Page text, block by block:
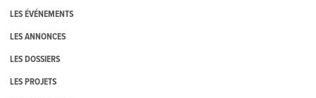
LES ÉVÉNEMENTS
LES ANNONCES
LES DOSSIERS
LES PROJETS